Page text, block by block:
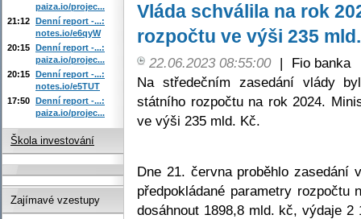
Vláda schválila na rok
rozpočtu ve výši 235
22.06.2023 08:55:00 |
Fio banka
Na středečním zasedání vlády
státního rozpočtu na rok 2024.
ve výši 235 mld. Kč.
Dne 21. června proběhlo zasedání
předpokládané parametry
dosáhnout 1898,8 mld. kč, výdaje
paiza.io/projec...
21:12 Denní report -...:
notes.io/e6qyW
20:15 Denní report -...:
paiza.io/projec...
20:15 Denní report -...:
notes.io/e5TUT
17:50 Denní report -...:
paiza.io/projec...
Škola investování
Zajímavé vzestupy